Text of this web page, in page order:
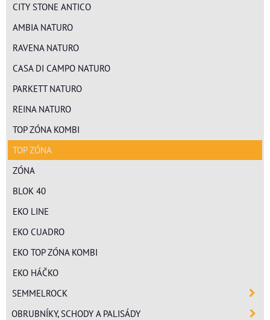
CITY STONE ANTICO
AMBIA NATURO
RAVENA NATURO
CASA DI CAMPO NATURO
PARKETT NATURO
REINA NATURO
TOP ZÓNA KOMBI
TOP ZÓNA
ZÓNA
BLOK 40
EKO LINE
EKO CUADRO
EKO TOP ZÓNA KOMBI
EKO HÁČKO
SEMMELROCK
OBRUBNÍKY, SCHODY A PALISÁDY